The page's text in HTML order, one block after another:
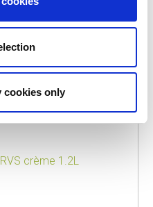
cookies only